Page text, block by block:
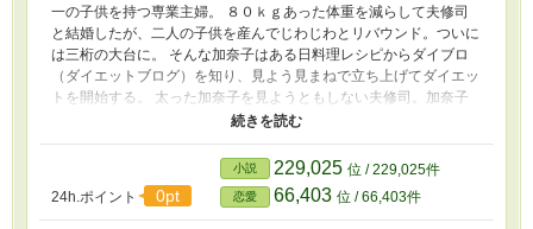
一の子供を持つ専業主婦。 ８０ｋｇあった体重を減らして夫修司
と結婚したが、二人の子供を産んでじわじわとリバウンド。ついに
は三桁の大台に。 そんな加奈子はある日料理レシピからダイブロ
（ダイエットブログ）を知り、見よう見まねで立ち上げてダイエッ
トを開始する。 太った加奈子を見ようともしない夫修司。加奈子
は次第に夫と同い年の男性ブロガーエイプリルに心惹かれていく。
り、加奈子編と亮平編を章立てで一つにまとめることにしました。
24h.ポイント 0pt
小説 229,025 位 / 229,025件
恋愛 66,403 位 / 66,403件